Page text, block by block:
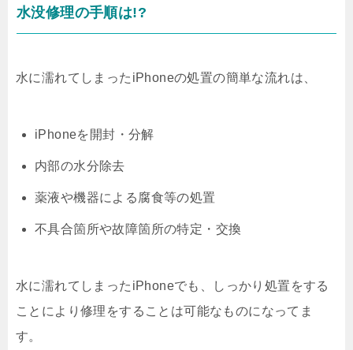
水没修理の手順は!?
水に濡れてしまったiPhoneの処置の簡単な流れは、
iPhoneを開封・分解
内部の水分除去
薬液や機器による腐食等の処置
不具合箇所や故障箇所の特定・交換
水に濡れてしまったiPhoneでも、しっかり処置をする
ことにより修理をすることは可能なものになってま
す。